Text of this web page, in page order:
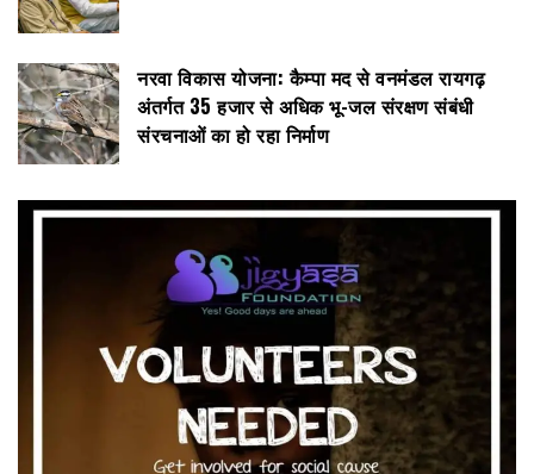
नरवा विकास योजना: कैम्पा मद से वनमंडल रायगढ़
अंतर्गत 35 हजार से अधिक भू-जल संरक्षण संबंधी
संरचनाओं का हो रहा निर्माण